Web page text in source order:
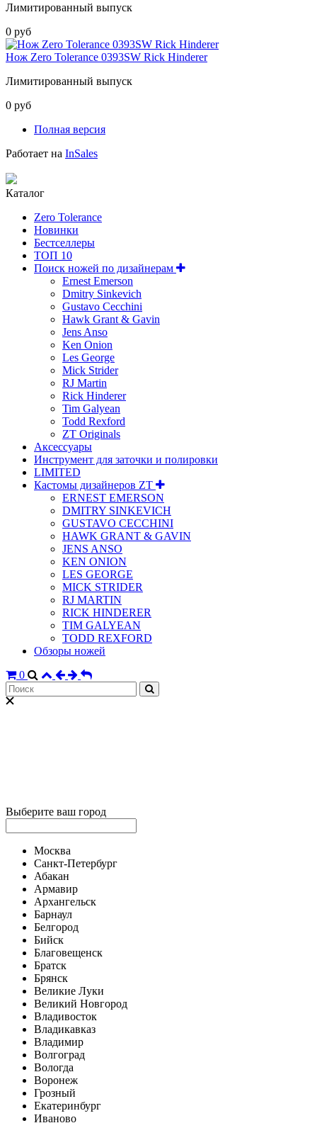
Лимитированный выпуск
0 руб
Нож Zero Tolerance 0393SW Rick Hinderer
Лимитированный выпуск
0 руб
Полная версия
Работает на InSales
Каталог
Zero Tolerance
Новинки
Бестселлеры
ТОП 10
Поиск ножей по дизайнерам
Ernest Emerson
Dmitry Sinkevich
Gustavo Cecchini
Hawk Grant & Gavin
Jens Anso
Ken Onion
Les George
Mick Strider
RJ Martin
Rick Hinderer
Tim Galyean
Todd Rexford
ZT Originals
Аксессуары
Инструмент для заточки и полировки
LIMITED
Кастомы дизайнеров ZT
ERNEST EMERSON
DMITRY SINKEVICH
GUSTAVO CECCHINI
HAWK GRANT & GAVIN
JENS ANSO
KEN ONION
LES GEORGE
MICK STRIDER
RJ MARTIN
RICK HINDERER
TIM GALYEAN
TODD REXFORD
Обзоры ножей
0
Выберите ваш город
Москва
Санкт-Петербург
Абакан
Армавир
Архангельск
Барнаул
Белгород
Бийск
Благовещенск
Братск
Брянск
Великие Луки
Великий Новгород
Владивосток
Владикавказ
Владимир
Волгоград
Вологда
Воронеж
Грозный
Екатеринбург
Иваново